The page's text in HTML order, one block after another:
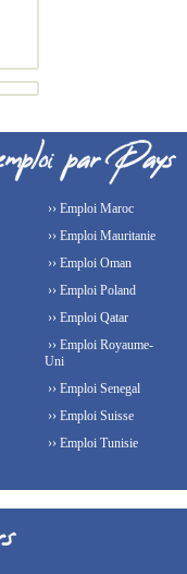
›› Emploi Maroc
›› Emploi Mauritanie
›› Emploi Oman
›› Emploi Poland
›› Emploi Qatar
›› Emploi Royaume-
Uni
›› Emploi Senegal
›› Emploi Suisse
›› Emploi Tunisie